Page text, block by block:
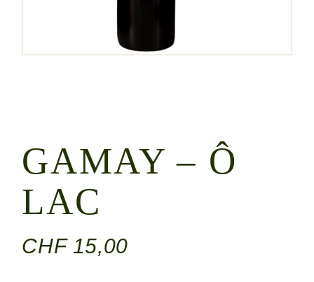
GAMAY – Ô
LAC
CHF15,00